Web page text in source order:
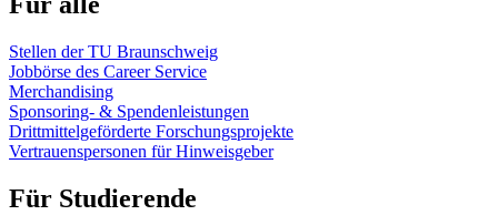
Stellen der TU Braunschweig
Jobbörse des Career Service
Merchandising
Sponsoring- & Spendenleistungen
Drittmittelgeförderte Forschungsprojekte
Vertrauenspersonen für Hinweisgeber
Für Studierende